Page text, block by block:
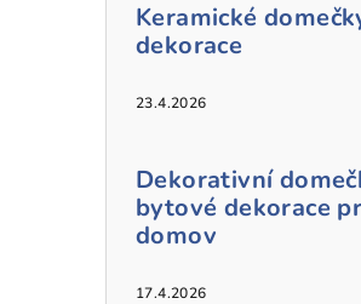
Keramické
dekorace
23.4.2026
Dekorativní
bytové dekorace
domov
17.4.2026